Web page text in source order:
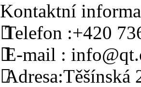
Kontaktní
Telefon :+420
E-mail :
Adresa:Těšínská